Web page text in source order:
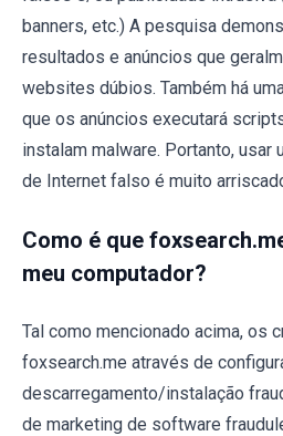
banners, etc.) A pesquisa
resultados e anúncios que
websites dúbios. Também há
que os anúncios executará
instalam malware. Portanto, usar
de Internet falso é muito
Como é que
meu computador?
Tal como mencionado acima, os
foxsearch.me através de
descarregamento/instalação
de marketing de software